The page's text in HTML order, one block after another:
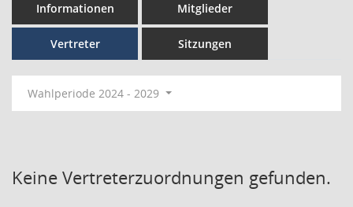
Informationen Mitglieder
Vertreter Sitzungen
Wahlperiode 2024 - 2029
Keine Vertreterzuordnungen gefunden.